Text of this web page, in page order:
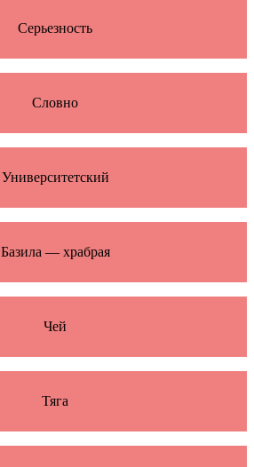
Серьезность
Словно
Университетский
Базила — храбрая
Чей
Тяга